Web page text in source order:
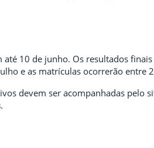
até 10 de junho. Os resultados
e as matrículas ocorrerão entre
devem ser acompanhadas pelo
.